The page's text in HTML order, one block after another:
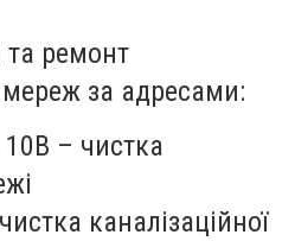
та ремонт
мереж за адресами:
10В – чистка
каналізаційної